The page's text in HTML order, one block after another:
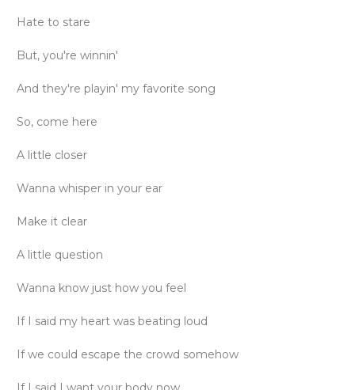
Hate to stare
But, you're winnin'
And they're playin' my favorite song
So, come here
A little closer
Wanna whisper in your ear
Make it clear
A little question
Wanna know just how you feel
If I said my heart was beating loud
If we could escape the crowd somehow